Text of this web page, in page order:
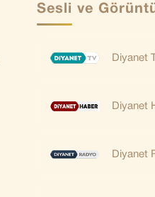
Sesli ve
Diyanet
Diyanet
Diyanet